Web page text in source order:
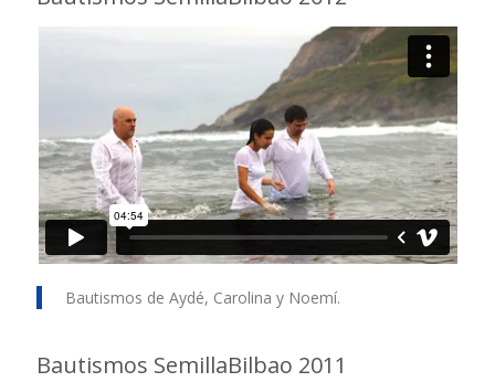
Bautismos de Aydé, Carolina y Noemí.
Bautismos SemillaBilbao 2011